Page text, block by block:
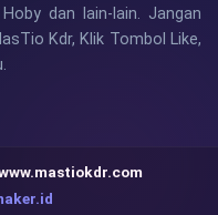
dan lain-lain. Jangan
Kdr, Klik Tombol Like,